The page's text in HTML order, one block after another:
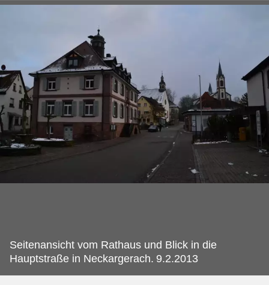
Seitenansicht vom Rathaus und Blick in die
Hauptstraße in Neckargerach. 9.2.2013